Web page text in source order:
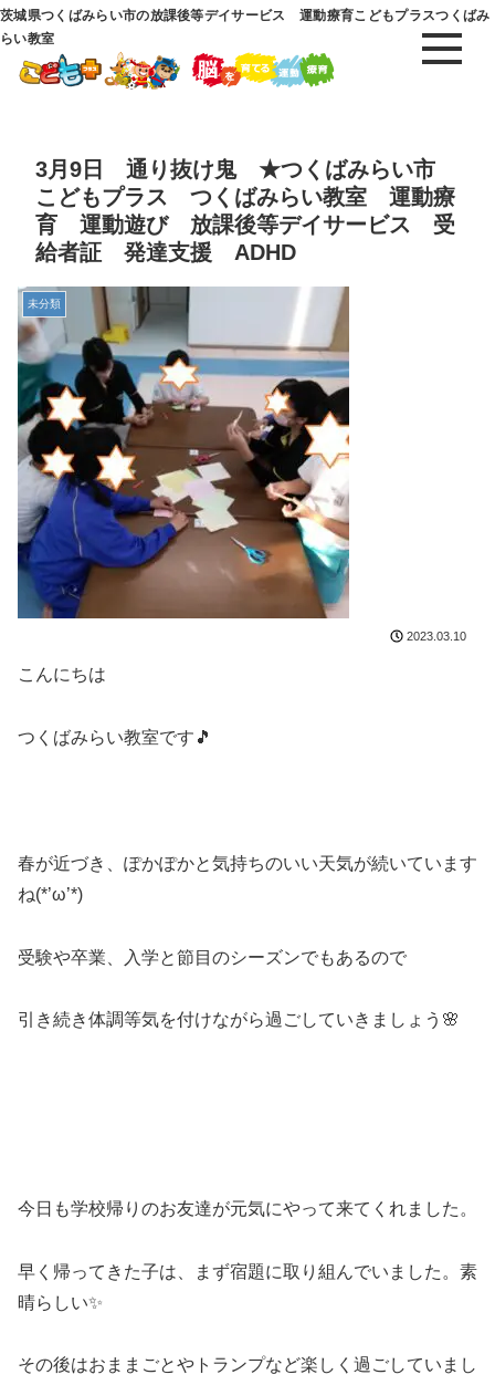
茨城県つくばみらい市の放課後等デイサービス 運動療育こどもプラスつくばみ
らい教室
3月9日 通り抜け鬼 ★つくばみらい市
こどもプラス つくばみらい教室 運動療
育 運動遊び 放課後等デイサービス 受
給者証 発達支援 ADHD
未分類
2023.03.10
こんにちは
つくばみらい教室です🎵
春が近づき、ぽかぽかと気持ちのいい天気が続いています
ね(*’ω’*)
受験や卒業、入学と節目のシーズンでもあるので
引き続き体調等気を付けながら過ごしていきましょう🌸
今日も学校帰りのお友達が元気にやって来てくれました。
早く帰ってきた子は、まず宿題に取り組んでいました。素
晴らしい✨
その後はおままごとやトランプなど楽しく過ごしていまし